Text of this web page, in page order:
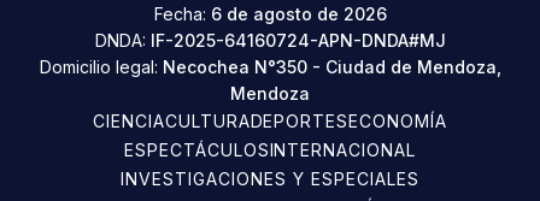
Fecha: 6 de agosto de 2026
DNDA: IF-2025-64160724-APN-DNDA#MJ
Domicilio legal: Necochea N°350 - Ciudad de Mendoza,
Mendoza
CIENCIACULTURADEPORTESECONOMÍA
ESPECTÁCULOSINTERNACIONAL
INVESTIGACIONES Y ESPECIALES